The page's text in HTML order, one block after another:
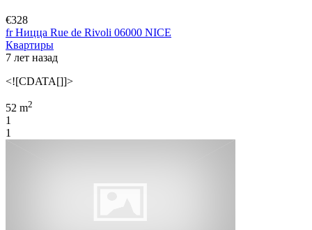
€328
fr Ницца Rue de Rivoli 06000 NICE
Квартиры
7 лет назад
<![CDATA[]]>
52 m2
1
1